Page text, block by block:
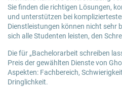
Sie finden die richtigen Lösungen,
und unterstützen bei
Dienstleistungen können nicht sehr
sich alle Studenten leisten, den
Die für „Bachelorarbeit schreiben
Preis der gewählten Dienste von
Aspekten: Fachbereich,
Dringlichkeit.